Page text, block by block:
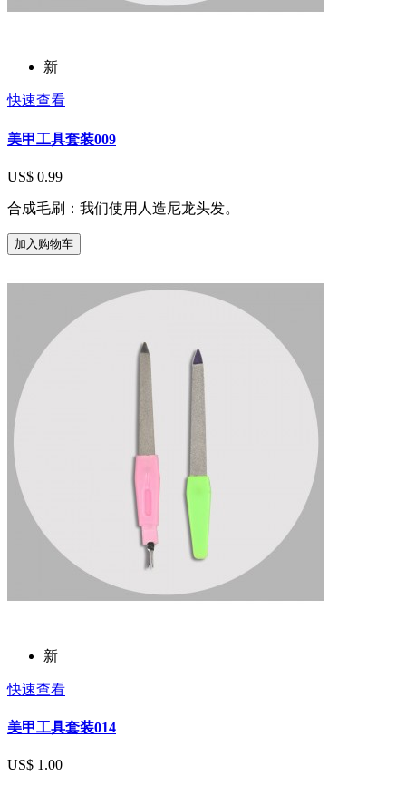
新
快速查看
美甲工具套装009
US$ 0.99
合成毛刷：我们使用人造尼龙头发。
加入购物车
新
快速查看
美甲工具套装014
US$ 1.00